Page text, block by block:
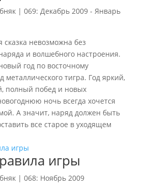
| 069: Декабрь 2009 - Январь
невозможна без
и волшебного настроения.
год по восточному
металлического тигра. Год яркий,
полный побед и новых
ночь всегда хочется
А значит, наряд должен быть
все старое в уходящем
игры
| 068: Ноябрь 2009